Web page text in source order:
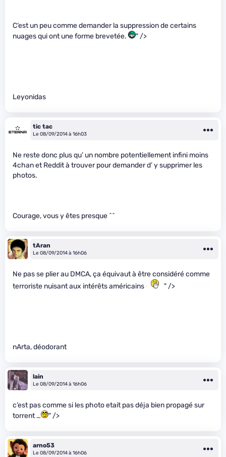
C’est un peu comme demander la suppression de certains
nuages qui ont une forme brevetée.
" />
Leyonidas
tic tac
Le 08/09/2014 à 16h03
Ne reste donc plus qu’ un nombre potentiellement infini moins
4chan et Reddit à trouver pour demander d’ y supprimer les
photos.
Courage, vous y êtes presque ^^
tAran
Le 08/09/2014 à 16h06
Ne pas se plier au DMCA, ça équivaut à être considéré comme
terroriste nuisant aux intérêts américains
" />
nArta, déodorant
lain
Le 08/09/2014 à 16h06
c’est pas comme si les photo etait pas déja bien propagé sur
torrent …
" />
arno53
Le 08/09/2014 à 16h06